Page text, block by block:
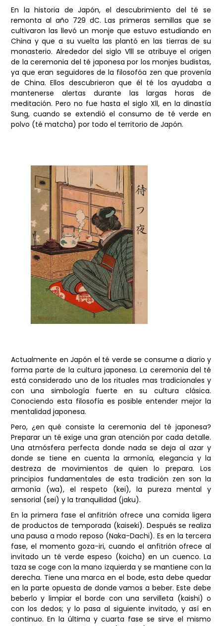
En la historia de Japón, el descubrimiento del té se
remonta al año 729 dC. Las primeras semillas que se
cultivaron las llevó un monje que estuvo estudiando en
China y que a su vuelta las plantó en las tierras de su
monasterio. Alrededor del siglo Vlll se atribuye el origen
de la ceremonia del té japonesa por los monjes budistas,
ya que eran seguidores de la filosofóa zen que provenía
de China. Ellos descubrieron que él té los ayudaba a
mantenerse alertas durante las largas horas de
meditación. Pero no fue hasta el siglo Xll, en la dinastía
Sung, cuando se extendió el consumo de té verde en
polvo (té matcha) por todo el territorio de Japón.
Actualmente en Japón el té verde se consume a diario y
forma parte de la cultura japonesa. La ceremonia del té
está considerado uno de los rituales mas tradicionales y
con una simbología fuerte en su cultura clásica.
Conociendo esta filosofía es posible entender mejor la
mentalidad japonesa.
Pero, ¿en qué consiste la ceremonia del té japonesa?
Preparar un té exige una gran atención por cada detalle.
Una atmósfera perfecta donde nada se deja al azar y
donde se tiene en cuenta la armonía, elegancia y la
destreza de movimientos de quien lo prepara. Los
principios fundamentales de esta tradición zen son la
armonía (wa), el respeto (kei), la pureza mental y
sensorial (sei) y la tranquilidad (jaku).
En la primera fase el anfitrión ofrece una comida ligera
de productos de temporada (kaiseki). Después se realiza
una pausa a modo reposo (Naka-Dachi). Es en la tercera
fase, el momento goza-iri, cuando el anfitrión ofrece al
invitado un té verde espeso (koicha) en un cuenco. La
taza se coge con la mano izquierda y se mantiene con la
derecha. Tiene una marca en el bode, esta debe quedar
en la parte opuesta de donde vamos a beber. Este debe
beberlo y limpiar el borde con una servilleta (kaishi) o
con los dedos; y lo pasa al siguiente invitado, y así en
continuo. En la última y cuarta fase se sirve el mismo